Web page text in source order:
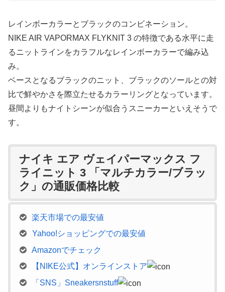
レインボーカラーとブラックのコンビネーション。
NIKE AIR VAPORMAX FLYKNIT 3 の特徴である水平に走
るニットラインをカラフルなレインボーカラーで編み込
み。
ベースとなるブラックのニット、ブラックのソールとの対
比で鮮やかさを際立たせるカラーリングとなっています。
昼間よりもナイトシーンが似合うスニーカーといえそうで
す。
ナイキ エア ヴェイパーマックス フ
ライニット 3 「マルチカラー/ブラッ
ク」の通販価格比較
楽天市場での最安値
Yahoo!ショッピングでの最安値
Amazonでチェック
【NIKE公式】オンラインストア
「SNS」Sneakersnstuff